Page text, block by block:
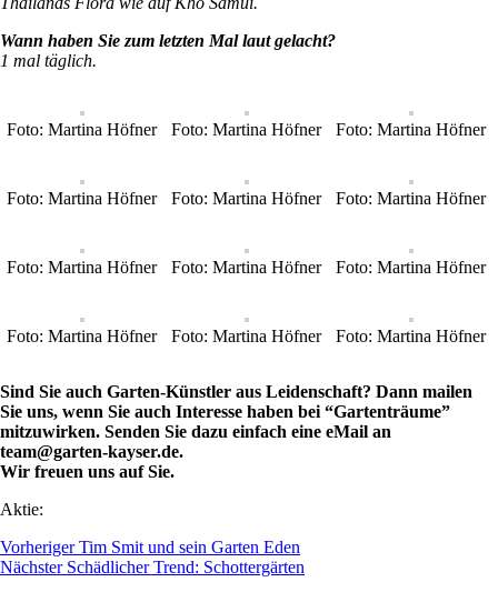
Wann haben Sie zum letzten Mal laut gelacht?
1 mal täglich.
Foto: Martina Höfner Foto: Martina Höfner Foto: Martina Höfner
Foto: Martina Höfner Foto: Martina Höfner Foto: Martina Höfner
Foto: Martina Höfner Foto: Martina Höfner Foto: Martina Höfner
Foto: Martina Höfner Foto: Martina Höfner Foto: Martina Höfner
Sind Sie auch Garten-Künstler aus Leidenschaft? Dann mailen
Sie uns, wenn Sie auch Interesse haben bei “Gartenträume”
mitzuwirken. Senden Sie dazu einfach eine eMail an
team@garten-kayser.de.
Wir freuen uns auf Sie.
Aktie:
Vorheriger Tim Smit und sein Garten Eden
Nächster Schädlicher Trend: Schottergärten